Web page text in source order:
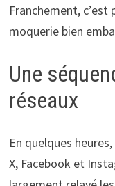
Franchement,
moquerie bien
Une
réseaux
En quelques
X, Facebook et